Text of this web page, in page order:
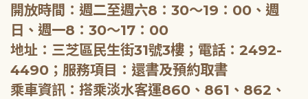
開放時間：週二至週六8：30～19：00、週
日、週一8：30～17：00
地址：三芝區民生街31號3樓；電話：2492-
4490；服務項目：還書及預約取書
乘車資訊：搭乘淡水客運860、861、862、